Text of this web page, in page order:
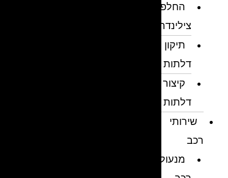
החלפת
צילינדרים
תיקון
דלתות
קיצור
דלתות
שירותי
מנעולן